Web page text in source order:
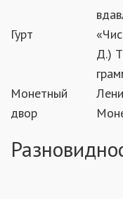
Гурт
Д.)
Монетный
двор